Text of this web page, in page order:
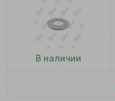
В наличии